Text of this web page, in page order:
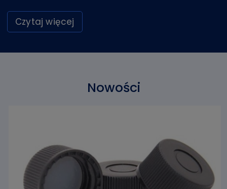
Czytaj więcej
Nowości